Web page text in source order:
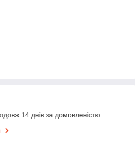
14 днів за домовленістю